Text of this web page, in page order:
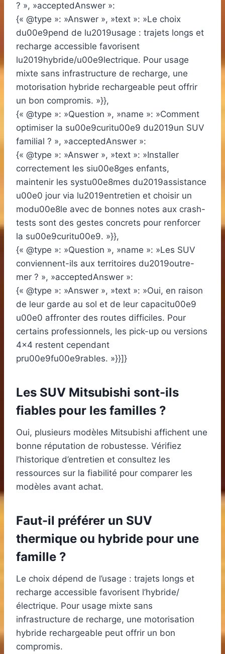
? », »acceptedAnswer »:
{« @type »: »Answer », »text »: »Le choix
du00e9pend de lu2019usage : trajets longs et
recharge accessible favorisent
lu2019hybride/u00e9lectrique. Pour usage
mixte sans infrastructure de recharge, une
motorisation hybride rechargeable peut offrir
un bon compromis. »}},
{« @type »: »Question », »name »: »Comment
optimiser la su00e9curitu00e9 du2019un SUV
familial ? », »acceptedAnswer »:
{« @type »: »Answer », »text »: »Installer
correctement les siu00e8ges enfants,
maintenir les systu00e8mes du2019assistance
u00e0 jour via lu2019entretien et choisir un
modu00e8le avec de bonnes notes aux crash-
tests sont des gestes concrets pour renforcer
la su00e9curitu00e9. »}},
{« @type »: »Question », »name »: »Les SUV
conviennent-ils aux territoires du2019outre-
mer ? », »acceptedAnswer »:
{« @type »: »Answer », »text »: »Oui, en raison
de leur garde au sol et de leur capacitu00e9
u00e0 affronter des routes difficiles. Pour
certains professionnels, les pick-up ou versions
4×4 restent cependant
pru00e9fu00e9rables. »}}]}
Les SUV Mitsubishi sont-ils
fiables pour les familles ?
Oui, plusieurs modèles Mitsubishi affichent une
bonne réputation de robustesse. Vérifiez
l’historique d’entretien et consultez les
ressources sur la fiabilité pour comparer les
modèles avant achat.
Faut-il préférer un SUV
thermique ou hybride pour une
famille ?
Le choix dépend de l’usage : trajets longs et
recharge accessible favorisent l’hybride/
électrique. Pour usage mixte sans
infrastructure de recharge, une motorisation
hybride rechargeable peut offrir un bon
compromis.